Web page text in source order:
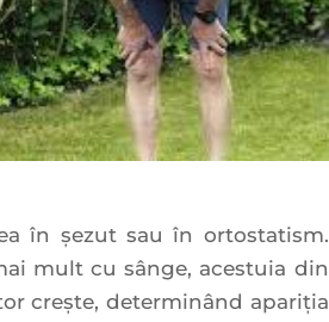
în şezut sau în ortostatism.
mult cu sânge, acestuia din
creşte, determinând apariţia